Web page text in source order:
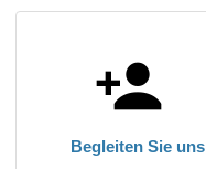
Begleiten Sie uns